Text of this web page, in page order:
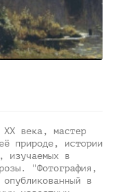
XX века, мастер
природе, истории
изучаемых в
"Фотография,
в